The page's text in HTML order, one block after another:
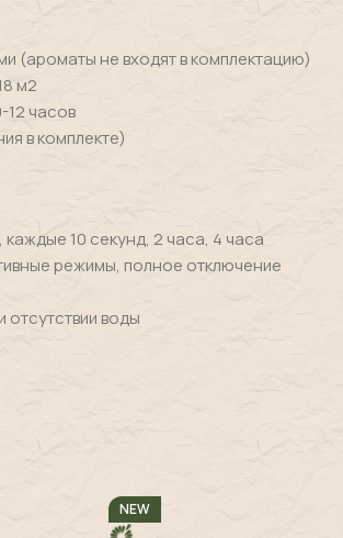
(ароматы не входят в комплектацию)
м2
часов
в комплекте)
10 секунд, 2 часа, 4 часа
режимы, полное отключение
воды
NEW